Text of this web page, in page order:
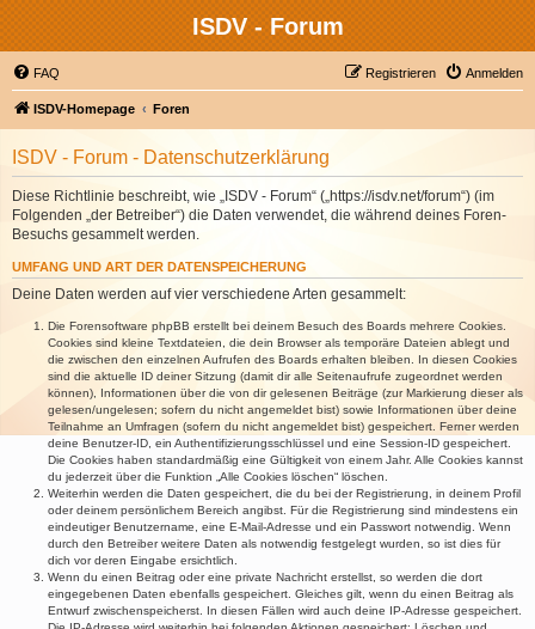
ISDV - Forum
FAQ Anmelden
Registrieren
ISDV-Homepage Foren
ISDV - Forum - Datenschutzerklärung
Diese Richtlinie beschreibt, wie „ISDV - Forum“ („https://isdv.net/forum“) (im
Folgenden „der Betreiber“) die Daten verwendet, die während deines Foren-
Besuchs gesammelt werden.
UMFANG UND ART DER DATENSPEICHERUNG
Deine Daten werden auf vier verschiedene Arten gesammelt:
Die Forensoftware phpBB erstellt bei deinem Besuch des Boards mehrere Cookies.
Cookies sind kleine Textdateien, die dein Browser als temporäre Dateien ablegt und
die zwischen den einzelnen Aufrufen des Boards erhalten bleiben. In diesen Cookies
sind die aktuelle ID deiner Sitzung (damit dir alle Seitenaufrufe zugeordnet werden
können), Informationen über die von dir gelesenen Beiträge (zur Markierung dieser als
gelesen/ungelesen; sofern du nicht angemeldet bist) sowie Informationen über deine
Teilnahme an Umfragen (sofern du nicht angemeldet bist) gespeichert. Ferner werden
deine Benutzer-ID, ein Authentifizierungsschlüssel und eine Session-ID gespeichert.
Die Cookies haben standardmäßig eine Gültigkeit von einem Jahr. Alle Cookies kannst
du jederzeit über die Funktion „Alle Cookies löschen“ löschen.
Weiterhin werden die Daten gespeichert, die du bei der Registrierung, in deinem Profil
oder deinem persönlichem Bereich angibst. Für die Registrierung sind mindestens ein
eindeutiger Benutzername, eine E-Mail-Adresse und ein Passwort notwendig. Wenn
durch den Betreiber weitere Daten als notwendig festgelegt wurden, so ist dies für
dich vor deren Eingabe ersichtlich.
Wenn du einen Beitrag oder eine private Nachricht erstellst, so werden die dort
eingegebenen Daten ebenfalls gespeichert. Gleiches gilt, wenn du einen Beitrag als
Entwurf zwischenspeicherst. In diesen Fällen wird auch deine IP-Adresse gespeichert.